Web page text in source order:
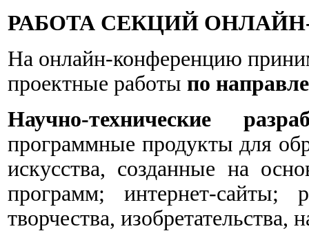
РАБОТА СЕКЦИЙ
На онлайн-конференцию
проектные работы по
Научно-технические
программные продукты для
искусства, созданные на
программ; интернет-сайты;
творчества,